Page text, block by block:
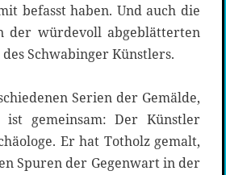
befasst haben. Und auch die
der würdevoll abgeblätterten
Schwabinger Künstlers.
Serien der Gemälde,
gemeinsam: Der Künstler
Er hat Totholz gemalt,
Spuren der Gegenwart in der